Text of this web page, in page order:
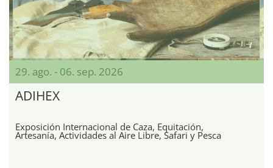
29. ago. - 06. sep. 2026
ADIHEX
Exposición Internacional de Caza, Equitación,
Artesanía, Actividades al Aire Libre, Safari y Pesca